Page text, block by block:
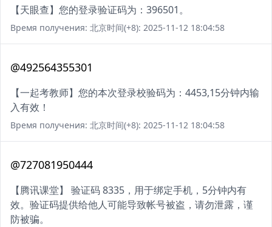
【天眼查】您的登录验证码为：396501。
Время получения: 北京时间(+8): 2025-11-12 18:04:58
@492564355301
【一起考教师】您的本次登录校验码为：4453,15分钟内输
入有效！
Время получения: 北京时间(+8): 2025-11-12 18:04:58
@727081950444
【腾讯课堂】 验证码 8335，用于绑定手机，5分钟内有
效。验证码提供给他人可能导致帐号被盗，请勿泄露，谨
防被骗。